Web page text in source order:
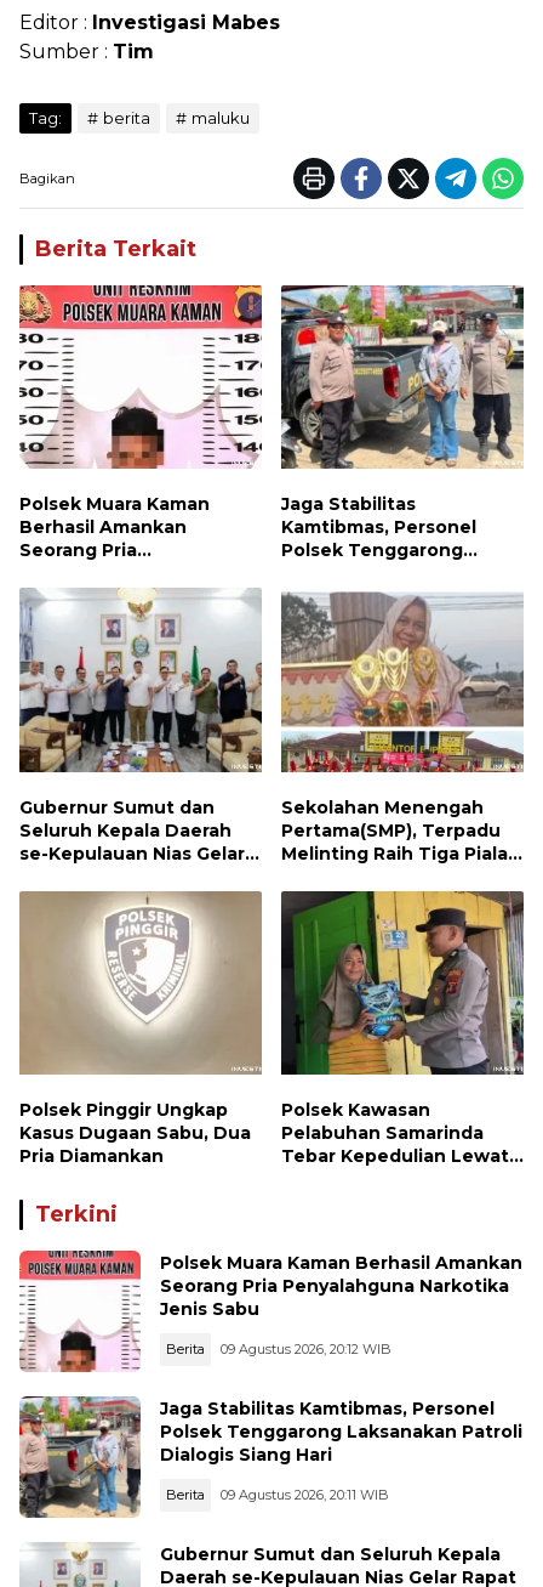
Editor : Investigasi Mabes
Sumber : Tim
Tag: berita maluku
Bagikan
Berita Terkait
Polsek Muara Kaman
Berhasil Amankan
Seorang Pria
Jenis Sabu
Jaga Stabilitas
Kamtibmas, Personel
Polsek Tenggarong
Dialogis Siang Hari
Gubernur Sumut dan
Seluruh Kepala Daerah
se-Kepulauan Nias Gelar
Sekolahan Menengah
Pertama(SMP), Terpadu
Melinting Raih Tiga Piala
Championship, Lampung
Timur
Polsek Pinggir Ungkap
Kasus Dugaan Sabu, Dua
Pria Diamankan
Polsek Kawasan
Pelabuhan Samarinda
Tebar Kepedulian Lewat
Terkini
Polsek Muara Kaman Berhasil Amankan
Seorang Pria Penyalahguna Narkotika
Jenis Sabu
Berita 09 Agustus 2026, 20:12 WIB
Jaga Stabilitas Kamtibmas, Personel
Polsek Tenggarong Laksanakan Patroli
Dialogis Siang Hari
Berita 09 Agustus 2026, 20:11 WIB
Gubernur Sumut dan Seluruh Kepala
Daerah se-Kepulauan Nias Gelar Rapat